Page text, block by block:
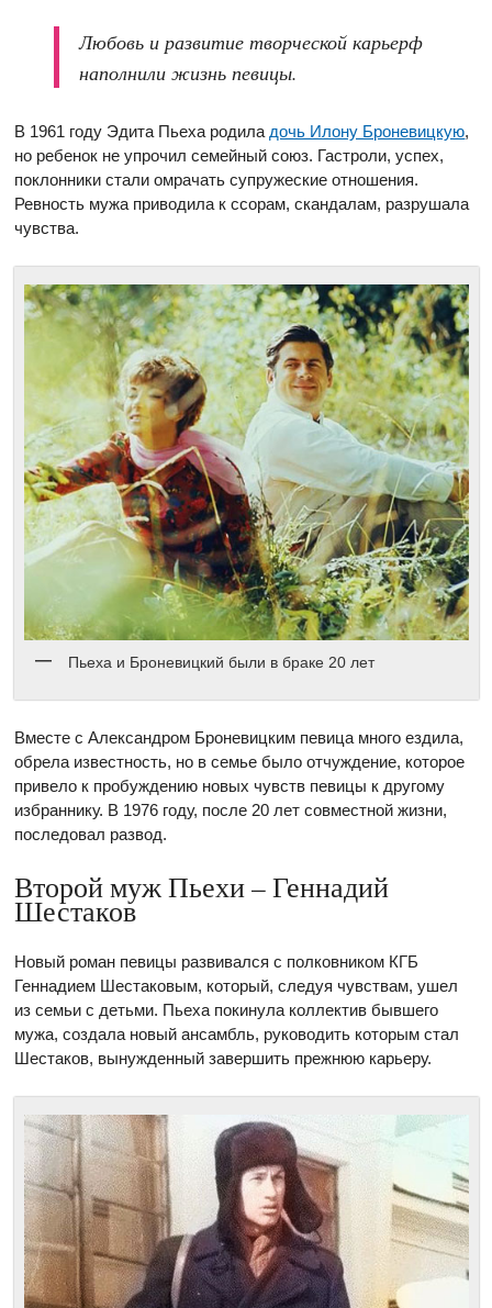
Любовь и развитие творческой карьерф
наполнили жизнь певицы.
В 1961 году Эдита Пьеха родила дочь Илону Броневицкую,
но ребенок не упрочил семейный союз. Гастроли, успех,
поклонники стали омрачать супружеские отношения.
Ревность мужа приводила к ссорам, скандалам, разрушала
чувства.
Пьеха и Броневицкий были в браке 20 лет
Вместе с Александром Броневицким певица много ездила,
обрела известность, но в семье было отчуждение, которое
привело к пробуждению новых чувств певицы к другому
избраннику. В 1976 году, после 20 лет совместной жизни,
последовал развод.
Второй муж Пьехи – Геннадий
Шестаков
Новый роман певицы развивался с полковником КГБ
Геннадием Шестаковым, который, следуя чувствам, ушел
из семьи с детьми. Пьеха покинула коллектив бывшего
мужа, создала новый ансамбль, руководить которым стал
Шестаков, вынужденный завершить прежнюю карьеру.